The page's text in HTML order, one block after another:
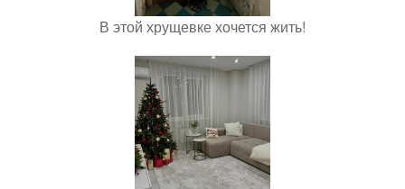
В этой хрущевке хочется жить!